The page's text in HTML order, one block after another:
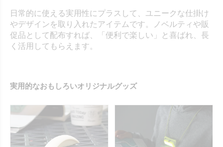
日常的に使える実用性にプラスして、ユニークな仕掛け
やデザインを取り入れたアイテムです。ノベルティや販
促品として配布すれば、「便利で楽しい」と喜ばれ、長
く活用してもらえます。
実用的なおもしろいオリジナルグッズ